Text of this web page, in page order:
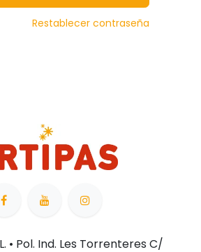
Restablecer contraseña
• Pol. Ind. Les Torrenteres C/